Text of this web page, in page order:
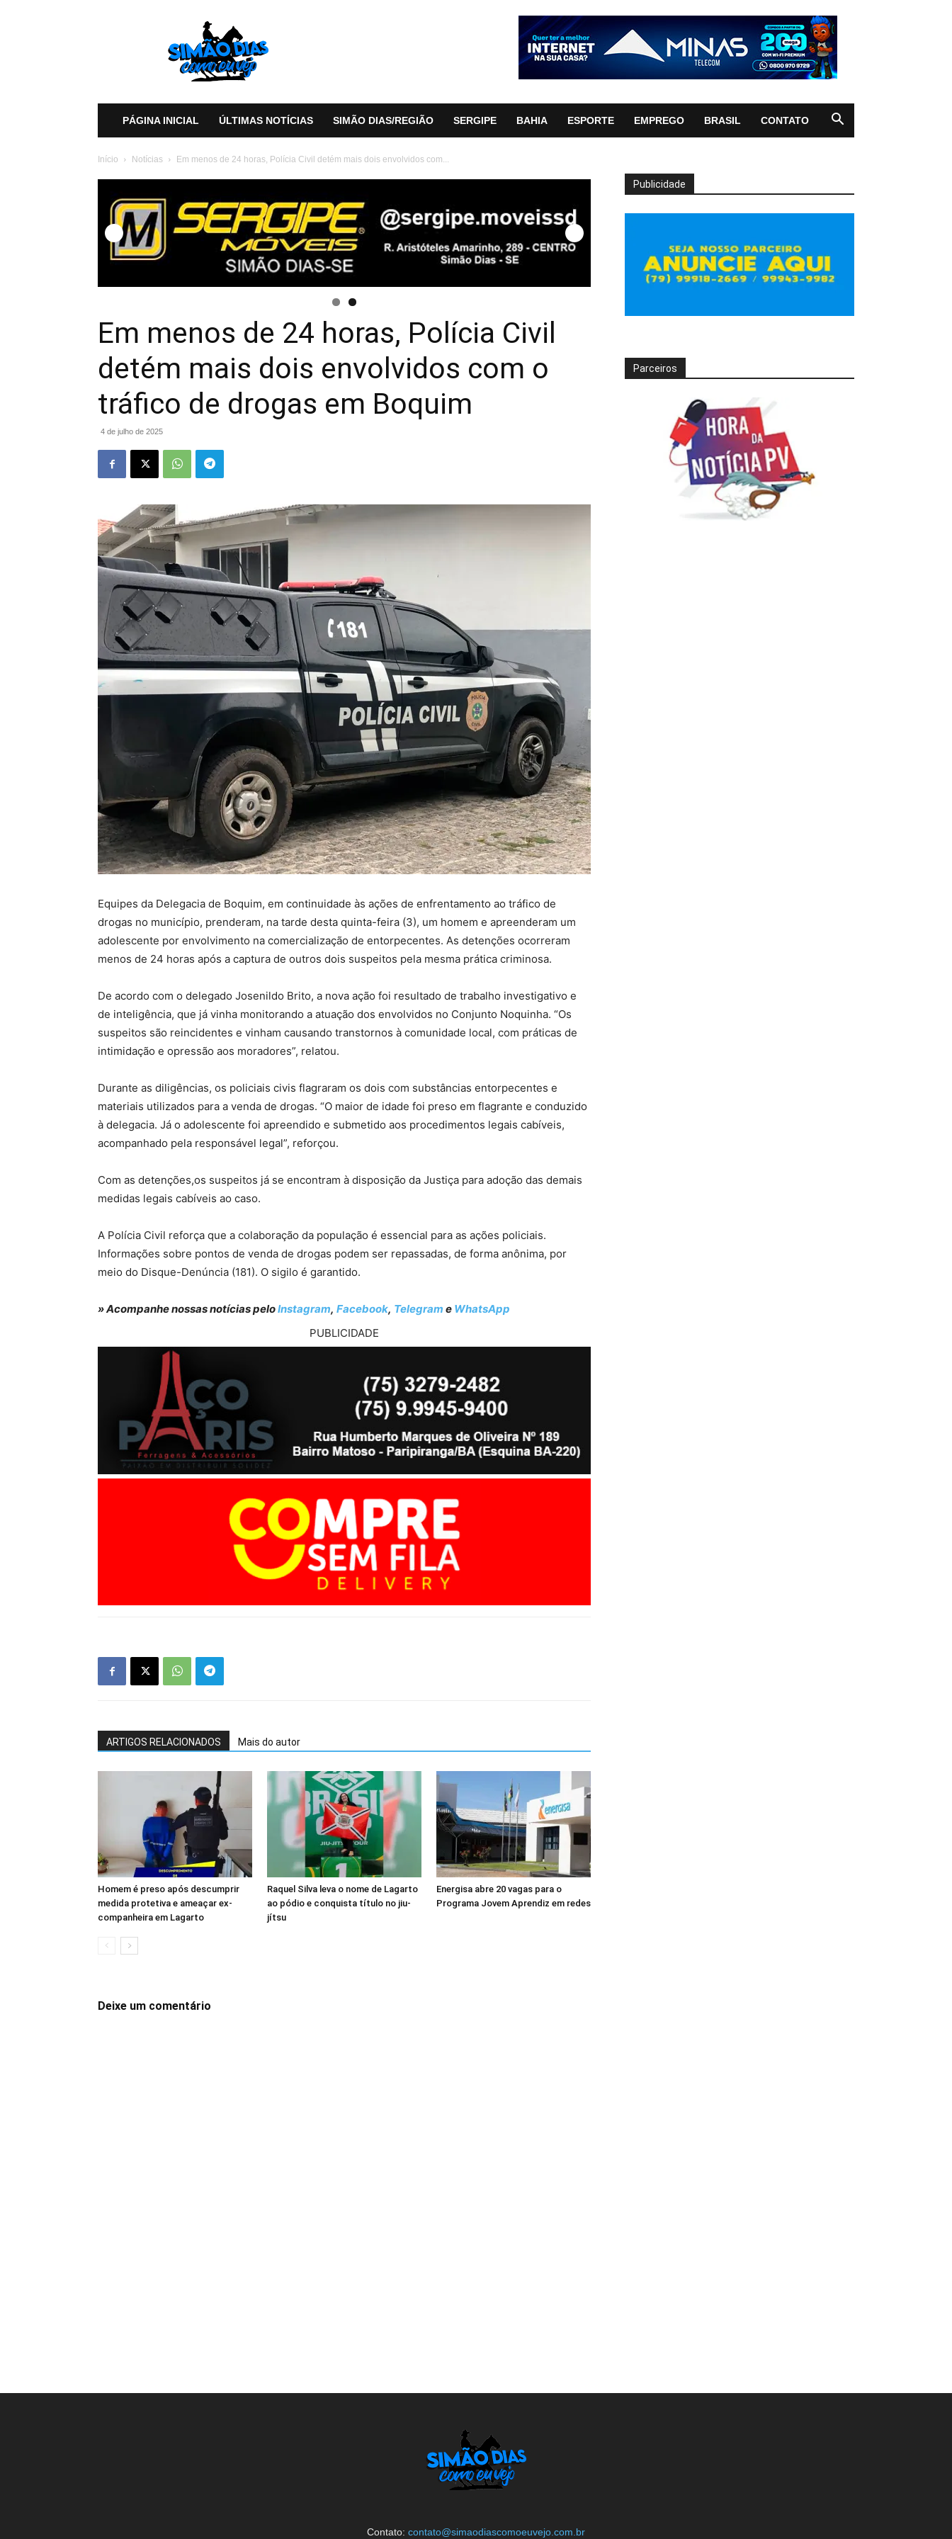
PÁGINA INICIAL ÚLTIMAS NOTÍCIAS SIMÃO DIAS/REGIÃO SERGIPE BAHIA ESPORTE EMPREGO BRASIL CONTATO
Início Notícias Em menos de 24 horas, Polícia Civil detém mais dois envolvidos com...
Em menos de 24 horas, Polícia Civil
detém mais dois envolvidos com o
tráfico de drogas em Boquim
4 de julho de 2025
Equipes da Delegacia de Boquim, em continuidade às ações de enfrentamento ao tráfico de
drogas no município, prenderam, na tarde desta quinta-feira (3), um homem e apreenderam um
adolescente por envolvimento na comercialização de entorpecentes. As detenções ocorreram
menos de 24 horas após a captura de outros dois suspeitos pela mesma prática criminosa.
De acordo com o delegado Josenildo Brito, a nova ação foi resultado de trabalho investigativo e
de inteligência, que já vinha monitorando a atuação dos envolvidos no Conjunto Noquinha. “Os
suspeitos são reincidentes e vinham causando transtornos à comunidade local, com práticas de
intimidação e opressão aos moradores”, relatou.
Durante as diligências, os policiais civis flagraram os dois com substâncias entorpecentes e
materiais utilizados para a venda de drogas. “O maior de idade foi preso em flagrante e conduzido
à delegacia. Já o adolescente foi apreendido e submetido aos procedimentos legais cabíveis,
acompanhado pela responsável legal”, reforçou.
Com as detenções,os suspeitos já se encontram à disposição da Justiça para adoção das demais
medidas legais cabíveis ao caso.
A Polícia Civil reforça que a colaboração da população é essencial para as ações policiais.
Informações sobre pontos de venda de drogas podem ser repassadas, de forma anônima, por
meio do Disque-Denúncia (181). O sigilo é garantido.
» Acompanhe nossas notícias peloInstagram, Facebook, Telegram e WhatsApp
PUBLICIDADE
ARTIGOS RELACIONADOS Mais do autor
Homem é preso após descumprir
medida protetiva e ameaçar ex-
companheira em Lagarto
Raquel Silva leva o nome de Lagarto
ao pódio e conquista título no jiu-
jítsu
Energisa abre 20 vagas para o
Programa Jovem Aprendiz em redes
Deixe um comentário
Publicidade
Parceiros
Contato: contato@simaodiascomoeuvejo.com.br